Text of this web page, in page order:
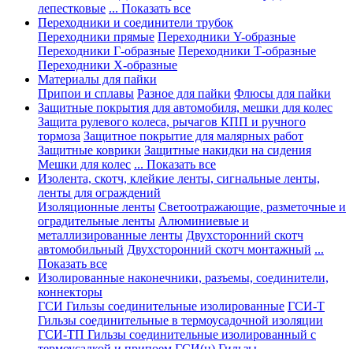
лепестковые ... Показать все
Переходники и соединители трубок
Переходники прямые Переходники Y-образные
Переходники Г-образные Переходники Т-образные
Переходники Х-образные
Материалы для пайки
Припои и сплавы Разное для пайки Флюсы для пайки
Защитные покрытия для автомобиля, мешки для колес
Защита рулевого колеса, рычагов КПП и ручного
тормоза Защитное покрытие для малярных работ
Защитные коврики Защитные накидки на сидения
Мешки для колес ... Показать все
Изолента, скотч, клейкие ленты, сигнальные ленты,
ленты для ограждений
Изоляционные ленты Светоотражающие, разметочные и
оградительные ленты Алюминиевые и
металлизированные ленты Двухсторонний скотч
автомобильный Двухсторонний скотч монтажный ...
Показать все
Изолированные наконечники, разъемы, соединители,
коннекторы
ГСИ Гильзы соединительные изолированные ГСИ-Т
Гильзы соединительные в термоусадочной изоляции
ГСИ-ТП Гильзы соединительные изолированный с